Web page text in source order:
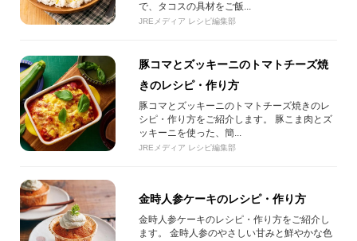
で、タコスの具材をご飯...
JREメディア レシピ編集部
豚コマとズッキーニのトマトチーズ焼
きのレシピ・作り方
豚コマとズッキーニのトマトチーズ焼きのレ
シピ・作り方をご紹介します。 豚こま肉とズ
ッキーニを使った、簡...
JREメディア レシピ編集部
金時人参ケーキのレシピ・作り方
金時人参ケーキのレシピ・作り方をご紹介し
ます。 金時人参のやさしい甘みと鮮やかな色